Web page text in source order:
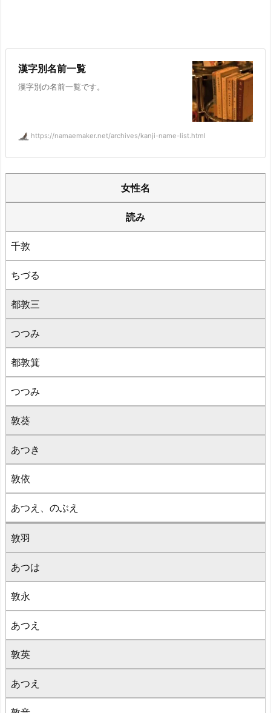
漢字別名前一覧
漢字別の名前一覧です。
https://namaemaker.net/archives/kanji-name-list.html
女性名
読み
千敦
ちづる
都敦三
つつみ
都敦箕
つつみ
敦葵
あつき
敦依
あつえ、のぶえ
敦羽
あつは
敦永
あつえ
敦英
あつえ